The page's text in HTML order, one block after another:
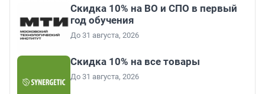
Скидка 10% на ВО и СПО в первый
год обучения
До 31 августа, 2026
Скидка 10% на все товары
До 31 августа, 2026